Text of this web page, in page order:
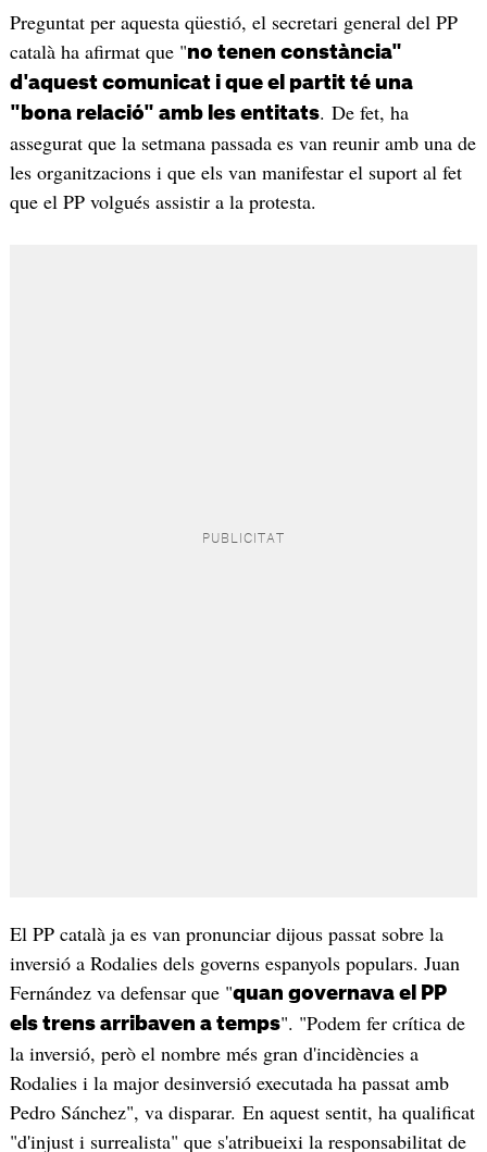
Preguntat per aquesta qüestió, el secretari general del PP
català ha afirmat que "no tenen constància"
d'aquest comunicat i que el partit té una
"bona relació" amb les entitats. De fet, ha
assegurat que la setmana passada es van reunir amb una de
les organitzacions i que els van manifestar el suport al fet
que el PP volgués assistir a la protesta.
El PP català ja es van pronunciar dijous passat sobre la
inversió a Rodalies dels governs espanyols populars. Juan
Fernández va defensar que "quan governava el PP
els trens arribaven a temps". "Podem fer crítica de
la inversió, però el nombre més gran d'incidències a
Rodalies i la major desinversió executada ha passat amb
Pedro Sánchez", va disparar. En aquest sentit, ha qualificat
"d'injust i surrealista" que s'atribueixi la responsabilitat de